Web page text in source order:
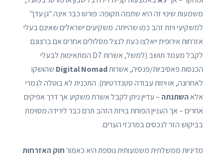
משמעות שינוי זה היא שתמה תקופה: פורטו כבר אינה "גן עדן"
למשקיעי ויזת זהב כמו שהייתה. משקיעים ישראלים שאינם בעלי
אזרחות אירופית ייאלצו כעת לנצל מסלולים אחרים אם ברצונם
לקבל מעמד תושב (למשל, אשרות D7 המתאימות לבעלי
הכנסות פאסיביות/פנסיה, אשרותDigital Nomad שהושקו
לאחרונה, או ויזות עבודה סטנדרטיות). התכנית לא בוטלה לגמרי
אלאהשתנתה – עדיין ניתן לקבל אשרת משקיע אך דרך אפיקים
אחרים – אך העניין הפוחת בויזת הזהב תרם כבר לירידה מסוימת
בביקוש הזר לנכסים במרכזי הערים.
מדיניות ממשלתית משמעותית נוספת היא כאמורחוק האזרחות